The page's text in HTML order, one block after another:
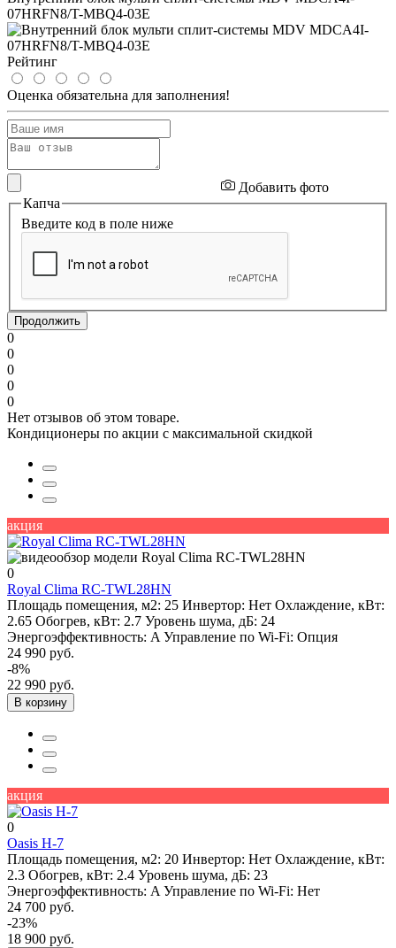
07HRFN8/T-MBQ4-03E
Рейтинг
Оценка обязательна для заполнения!
Добавить фото
Капча
Введите код в поле ниже
Продолжить
0
0
0
0
0
Нет отзывов об этом товаре.
Кондиционеры по акции с максимальной скидкой
акция
0
Royal Clima RC-TWL28HN
Площадь помещения, м2: 25 Инвертор: Нет Охлаждение, кВт:
2.65 Обогрев, кВт: 2.7 Уровень шума, дБ: 24
Энергоэффективность: A Управление по Wi-Fi: Опция
24 990 руб.
-8%
22 990 руб.
В корзину
акция
0
Oasis H-7
Площадь помещения, м2: 20 Инвертор: Нет Охлаждение, кВт:
2.3 Обогрев, кВт: 2.4 Уровень шума, дБ: 23
Энергоэффективность: A Управление по Wi-Fi: Нет
24 700 руб.
-23%
18 900 руб.